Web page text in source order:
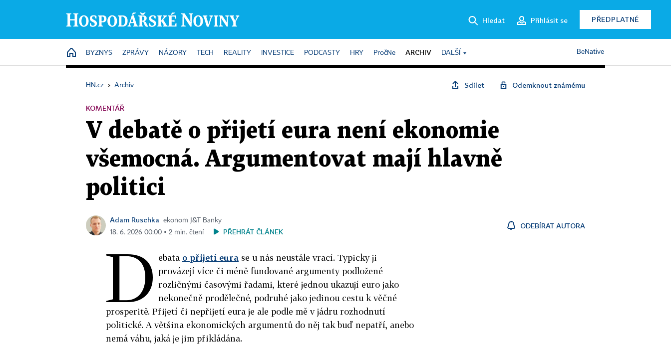
Hledat Přihlásit se PŘEDPLATNÉ
HOME
BYZNYS ZPRÁVY NÁZORY TECH REALITY INVESTICE PODCASTY HRY PročNe ARCHIV DALŠÍ BeNative
HN.cz › Archiv Sdílet Odemknout známému
KOMENTÁŘ
V debatě o přijetí eura není ekonomie
všemocná. Argumentovat mají hlavně
politici
Adam Ruschka
ekonom J&T Banky
18. 6. 2026 00:00 ▪ 2 min. čtení
PŘEHRÁT ČLÁNEK
ODEBÍRAT AUTORA
D ebata o přijetí eura se u nás neustále vrací. Typicky ji
provázejí více či méně fundované argumenty podložené
rozličnými časovými řadami, které jednou ukazují euro jako
nekonečně prodělečné, podruhé jako jedinou cestu k věčné
prosperitě. Přijetí či nepřijetí eura je ale podle mě v jádru rozhodnutí
politické. A většina ekonomických argumentů do něj tak buď nepatří, anebo
nemá váhu, jaká je jim přikládána.